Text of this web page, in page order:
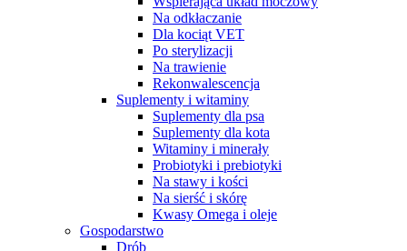
Na odkłaczanie
Dla kociąt VET
Po sterylizacji
Na trawienie
Rekonwalescencja
Suplementy i witaminy
Suplementy dla psa
Suplementy dla kota
Witaminy i minerały
Probiotyki i prebiotyki
Na stawy i kości
Na sierść i skórę
Kwasy Omega i oleje
Gospodarstwo
Drób